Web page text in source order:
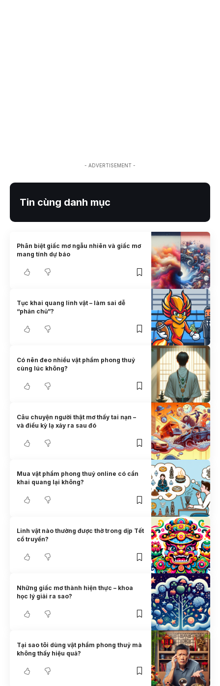
- ADVERTISEMENT -
Tin cùng danh mục
Phân biệt giấc mơ ngẫu nhiên và giấc mơ
mang tính dự báo
Tục khai quang linh vật – làm sai dễ
“phản chủ”?
Có nên đeo nhiều vật phẩm phong thuỷ
cùng lúc không?
Câu chuyện người thật mơ thấy tai nạn –
và điều kỳ lạ xảy ra sau đó
Mua vật phẩm phong thuỷ online có cần
khai quang lại không?
Linh vật nào thường được thờ trong dịp Tết
cổ truyền?
Những giấc mơ thành hiện thực – khoa
học lý giải ra sao?
Tại sao tôi dùng vật phẩm phong thuỷ mà
không thấy hiệu quả?